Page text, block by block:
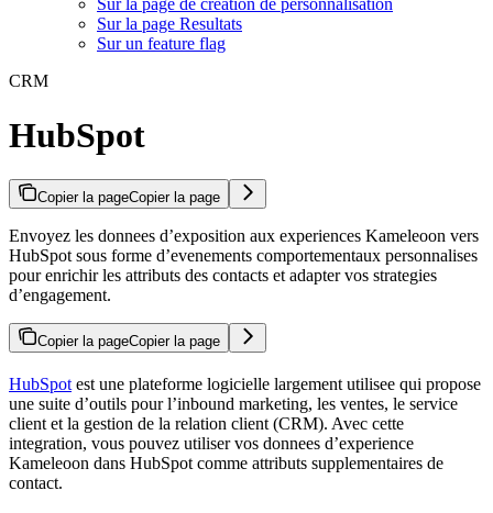
Sur la page de creation de personnalisation
Sur la page Resultats
Sur un feature flag
CRM
HubSpot
Copier la pageCopier la page
Envoyez les donnees d’exposition aux experiences Kameleoon vers
HubSpot sous forme d’evenements comportementaux personnalises
pour enrichir les attributs des contacts et adapter vos strategies
d’engagement.
Copier la pageCopier la page
HubSpot est une plateforme logicielle largement utilisee qui propose
une suite d’outils pour l’inbound marketing, les ventes, le service
client et la gestion de la relation client (CRM). Avec cette
integration, vous pouvez utiliser vos donnees d’experience
Kameleoon dans HubSpot comme attributs supplementaires de
contact.